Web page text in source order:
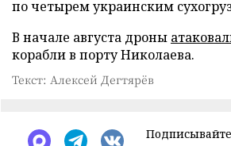
по четырем украинским
В начале августа дроны
корабли в порту Николаева.
Текст: Алексей Дегтярёв